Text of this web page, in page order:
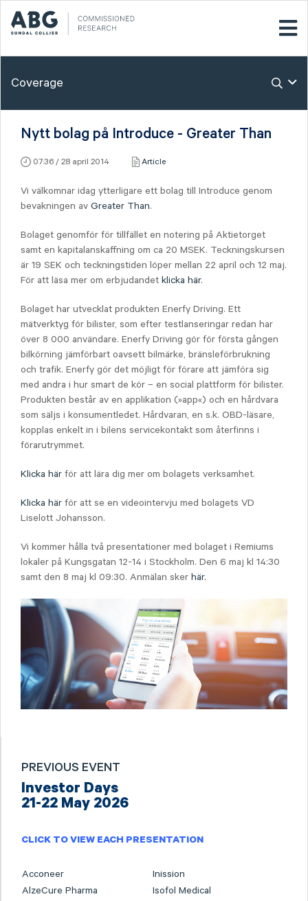
Coverage
Nytt bolag på Introduce - Greater Than
07:36 / 28 april 2014 Article
Vi välkomnar idag ytterligare ett bolag till Introduce genom
bevakningen av Greater Than.
Bolaget genomför för tillfället en notering på Aktietorget
samt en kapitalanskaffning om ca 20 MSEK. Teckningskursen
är 19 SEK och teckningstiden löper mellan 22 april och 12 maj.
För att läsa mer om erbjudandet klicka här.
Bolaget har utvecklat produkten Enerfy Driving. Ett
mätverktyg för bilister, som efter testlanseringar redan har
över 8 000 användare. Enerfy Driving gör för första gången
bilkörning jämförbart oavsett bilmärke, bränsleförbrukning
och trafik. Enerfy gör det möjligt för förare att jämföra sig
med andra i hur smart de kör – en social plattform för bilister.
Produkten består av en applikation (»app«) och en hårdvara
som säljs i konsumentledet. Hårdvaran, en s.k. OBD-läsare,
kopplas enkelt in i bilens servicekontakt som återfinns i
förarutrymmet.
Klicka här för att lära dig mer om bolagets verksamhet.
Klicka här för att se en videointervju med bolagets VD
Liselott Johansson.
Vi kommer hålla två presentationer med bolaget i Remiums
lokaler på Kungsgatan 12-14 i Stockholm. Den 6 maj kl 14:30
samt den 8 maj kl 09:30. Anmälan sker här.
PREVIOUS EVENT
Investor Days
21-22 May 2026
CLICK TO VIEW EACH PRESENTATION
Acconeer
Inission
AlzeCure Pharma
Isofol Medical